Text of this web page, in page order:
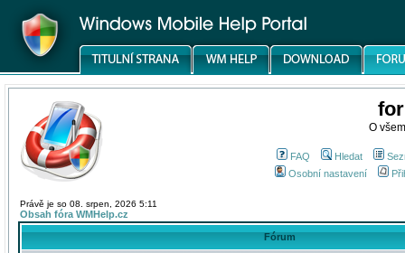
O
FAQ Hledat
Osobní nastavení
Právě je so 08. srpen, 2026 5:11
Obsah fóra WMHelp.cz
Fórum